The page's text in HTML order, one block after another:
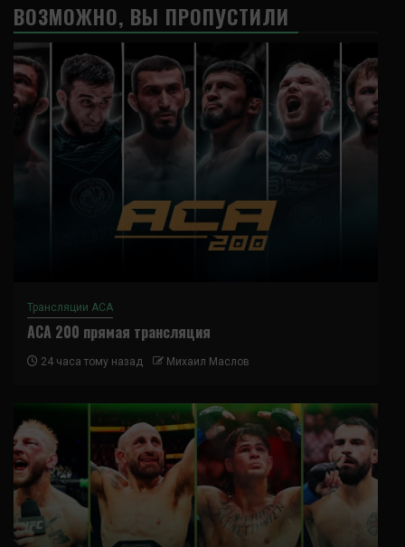
ВОЗМОЖНО, ВЫ ПРОПУСТИЛИ
Трансляции ACA
ACA 200 прямая трансляция
24 часа тому назад Михаил Маслов